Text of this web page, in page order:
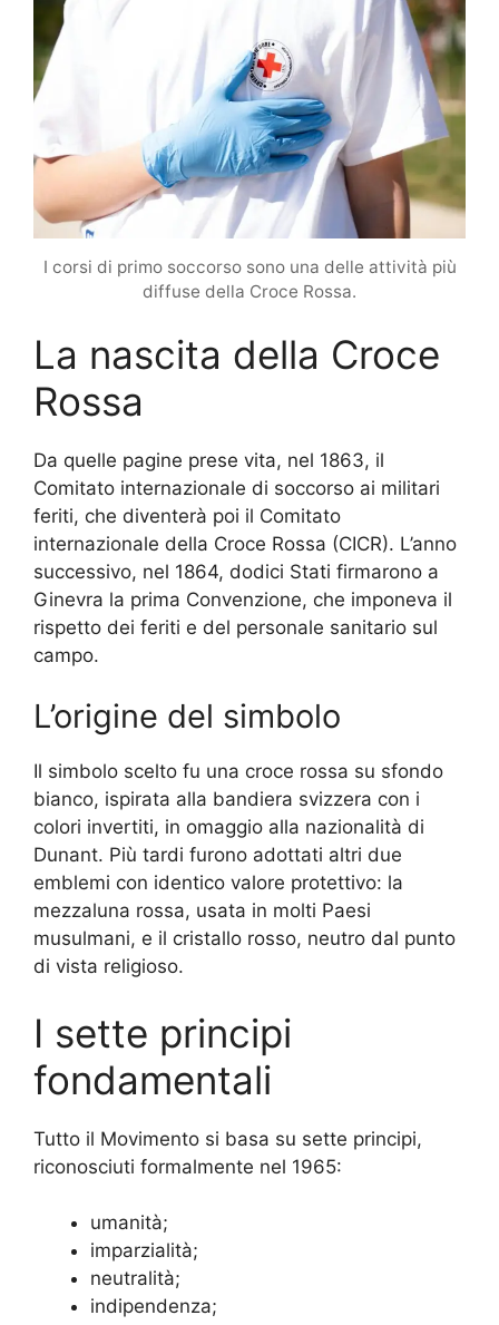
I corsi di primo soccorso sono una delle attività più
diffuse della Croce Rossa.
La nascita della Croce
Rossa
Da quelle pagine prese vita, nel 1863, il
Comitato internazionale di soccorso ai militari
feriti, che diventerà poi il Comitato
internazionale della Croce Rossa (CICR). L’anno
successivo, nel 1864, dodici Stati firmarono a
Ginevra la prima Convenzione, che imponeva il
rispetto dei feriti e del personale sanitario sul
campo.
L’origine del simbolo
Il simbolo scelto fu una croce rossa su sfondo
bianco, ispirata alla bandiera svizzera con i
colori invertiti, in omaggio alla nazionalità di
Dunant. Più tardi furono adottati altri due
emblemi con identico valore protettivo: la
mezzaluna rossa, usata in molti Paesi
musulmani, e il cristallo rosso, neutro dal punto
di vista religioso.
I sette principi
fondamentali
Tutto il Movimento si basa su sette principi,
riconosciuti formalmente nel 1965:
umanità;
imparzialità;
neutralità;
indipendenza;